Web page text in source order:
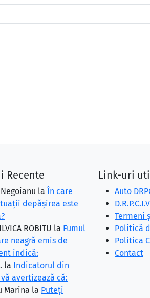
Recente
la În care
depăşirea este
ROBITU la Fumul
neagră emis de
indică:
la Indicatorul din
avertizează că:
Marina la Puteţi
Link-uri
Auto
D.R.P.C.I.V
Termeni
Politică
Politica
Contact